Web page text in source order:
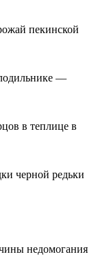
пекинской
—
в теплице в
черной редьки
недомогания